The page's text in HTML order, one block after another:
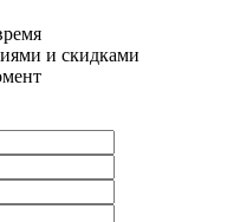
и скидками